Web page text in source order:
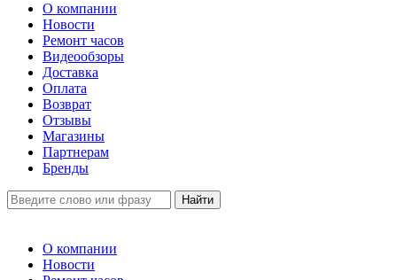
О компании
Новости
Ремонт часов
Видеообзоры
Доставка
Оплата
Возврат
Отзывы
Магазины
Партнерам
Бренды
О компании
Новости